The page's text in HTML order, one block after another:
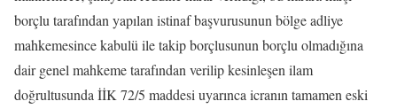
borçlu tarafından yapılan istinaf başvurusunun bölge adliye
mahkemesince kabulü ile takip borçlusunun borçlu olmadığına
dair genel mahkeme tarafından verilip kesinleşen ilam
doğrultusunda İİK 72/5 maddesi uyarınca icranın tamamen eski